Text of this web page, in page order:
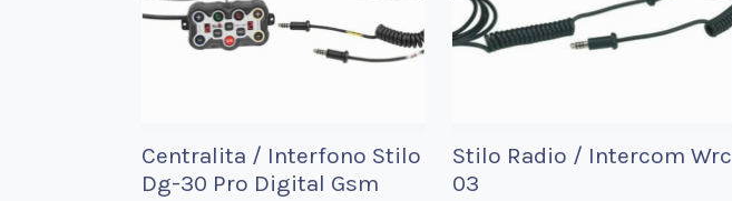
Centralita / Interfono Stilo
Dg-30 Pro Digital Gsm
Stilo Radio / Intercom Wrc
03